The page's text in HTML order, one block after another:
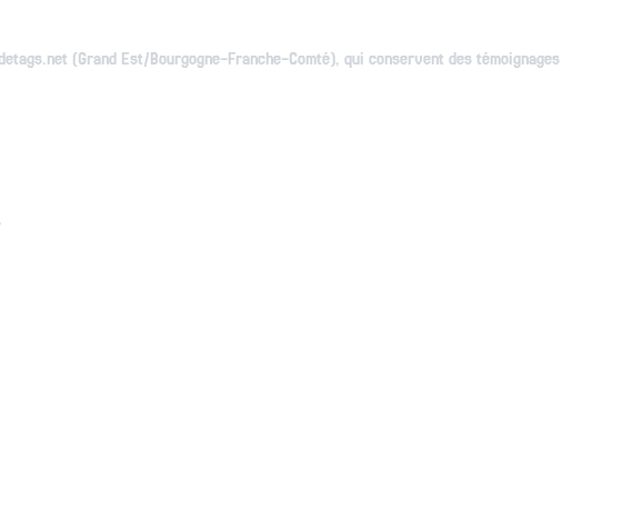
(Grand Est/Bourgogne-Franche-Comté), qui conservent des témoignages
.